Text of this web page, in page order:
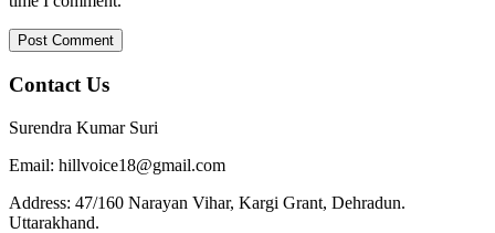
Contact Us
Surendra Kumar Suri
Email: hillvoice18@gmail.com
Address: 47/160 Narayan Vihar, Kargi Grant, Dehradun.
Uttarakhand.